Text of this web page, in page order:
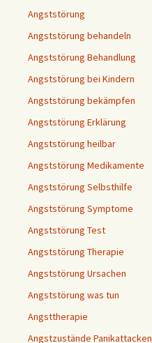
Angststörung
Angststörung behandeln
Angststörung Behandlung
Angststörung bei Kindern
Angststörung bekämpfen
Angststörung Erklärung
Angststörung heilbar
Angststörung Medikamente
Angststörung Selbsthilfe
Angststörung Symptome
Angststörung Test
Angststörung Therapie
Angststörung Ursachen
Angststörung was tun
Angsttherapie
Angstzustände Panikattacken